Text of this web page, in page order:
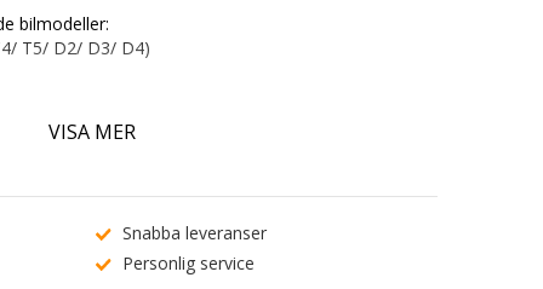
bilmodeller:
T5/ D2/ D3/ D4)
tyska JOM och är TÜV-godkänd!
VISA MER
Snabba leveranser
Personlig service